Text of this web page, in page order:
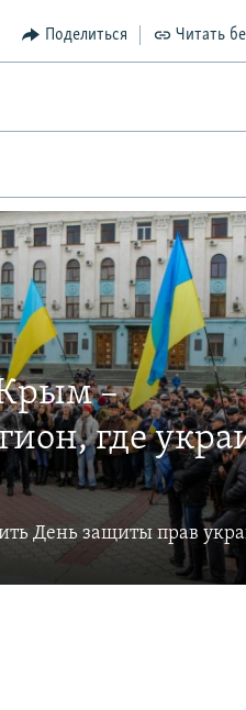
Поделиться Читать
–
где
День защиты прав